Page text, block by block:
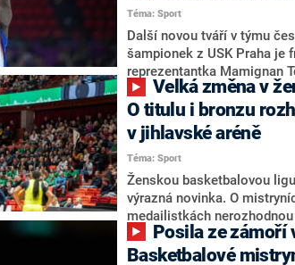
Téma: Sport
Další novou tváří v týmu
šampionek z USK Praha je
reprezentantka Mamignan
bude její druhé angažmá,
působila v Žabinách, ale
Evropské ligy z
Istanbul a v ŽBL
USK o příchodu
na klubovém webu.
O titulu i bronzu
v jihlavské aréně
Téma: Sport
Ženskou basketbalovou
výrazná novinka. O
medailistkách
zápasy. Superfinále i
Horácké aréně v Jihlavě.
Basketbalové